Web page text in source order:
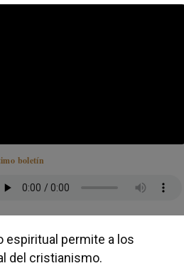
boletín
espiritual permite a los
del cristianismo.